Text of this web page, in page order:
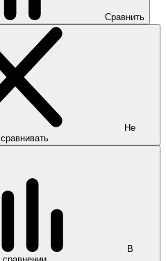
Сравнить
Не
сравнивать
В